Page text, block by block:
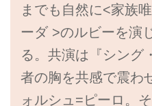
までも自然に<家族
ーダ >のルビーを演
る。共演は『シング
者の胸を共感で震わ
ォルシュ=ピーロ。